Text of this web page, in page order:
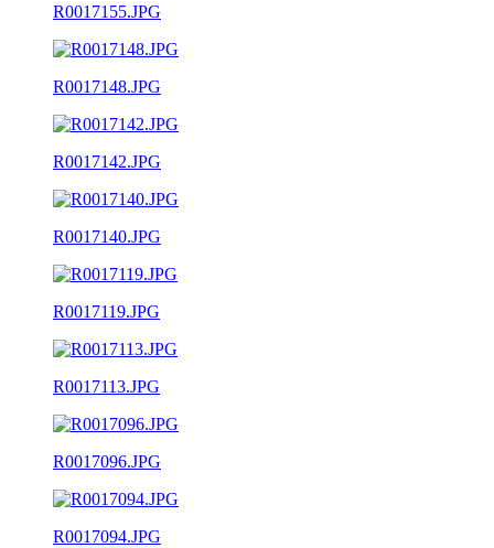
R0017155.JPG
R0017148.JPG
R0017142.JPG
R0017140.JPG
R0017119.JPG
R0017113.JPG
R0017096.JPG
R0017094.JPG